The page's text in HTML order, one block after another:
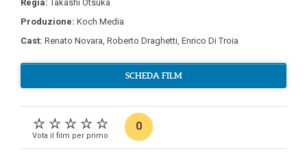
Regia:Takashi Otsuka
Produzione: Koch Media
Cast: Renato Novara, Roberto Draghetti, Enrico Di Troia
SCHEDA FILM
Vota il film per primo
0